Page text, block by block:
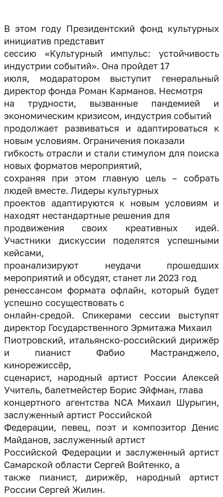
В этом году Президентский фонд культурных
инициатив представит
сессию «Культурный импульс: устойчивость
индустрии событий». Она пройдет 17
июля, модаратором выступит генеральный
директор фонда Роман Карманов. Несмотря
на трудности, вызванные пандемией и
экономическим кризисом, индустрия событий
продолжает развиваться и адаптироваться к
новым условиям. Ограничения показали
гибкость отрасли и стали стимулом для поиска
новых форматов мероприятий,
сохраняя при этом главную цель – собрать
людей вместе. Лидеры культурных
проектов адаптируются к новым условиям и
находят нестандартные решения для
продвижения своих креативных идей.
Участники дискуссии поделятся успешными
кейсами,
проанализируют неудачи прошедших
мероприятий и обсудят, станет ли 2023 год
ренессансом формата офлайн, который будет
успешно сосуществовать с
онлайн-средой. Спикерами сессии выступят
директор Государственного Эрмитажа Михаил
Пиотровский, итальянско-российский дирижёр
и пианист Фабио Мастранджело,
кинорежиссёр,
сценарист, народный артист России Алексей
Учитель, балетмейстер Борис Эйфман, глава
концертного агентства NCA Михаил Шурыгин,
заслуженный артист Российской
Федерации, певец, поэт и композитор Денис
Майданов, заслуженный артист
Российской Федерации и заслуженный артист
Самарской области Сергей Войтенко, а
также пианист, дирижёр, народный артист
России Сергей Жилин.